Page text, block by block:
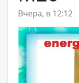
Вчера, в 12:12